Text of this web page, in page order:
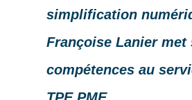
simplification
Françoise Lanier met
compétences au